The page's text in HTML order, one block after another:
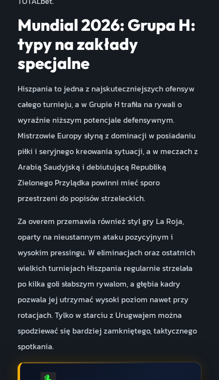
Mundial 2026: Grupa H:
typy na zakłady
specjalne
Hiszpania to jedna z najskuteczniejszych ofensyw
całego turnieju, a w Grupie H trafiła na rywali o
wyraźnie niższym potencjale defensywnym.
Mistrzowie Europy słyną z dominacji w posiadaniu
piłki i seryjnego kreowania sytuacji, a w meczach z
Arabią Saudyjską i debiutującą Republiką
Zielonego Przylądka powinni mieć sporo
przestrzeni do popisów strzeleckich.
Za overem przemawia również styl gry La Roja,
oparty na nieustannym ataku pozycyjnym i
wysokim pressingu. W eliminacjach oraz ostatnich
wielkich turniejach Hiszpania regularnie strzelała
po kilka goli słabszym rywalom, a głębia kadry
pozwala jej utrzymać wysoki poziom nawet przy
rotacjach. Tylko w starciu z Urugwajem można
spodziewać się bardziej zamkniętego, taktycznego
spotkania.